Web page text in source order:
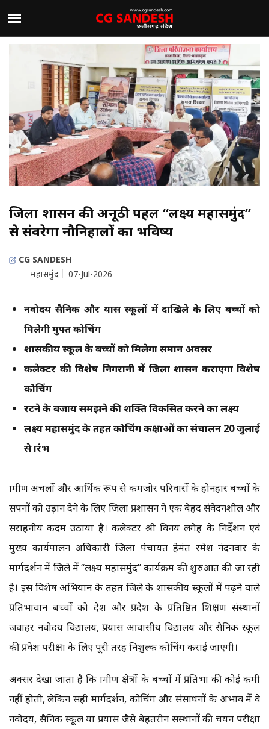
जिला प्रशासन की अनूठी पहल ‘‘लक्ष्य महासमुंद’’
से संवरेगा नौनिहालों का भविष्य
CG SANDESH
महासमुंद
07-Jul-2026
नवोदय सैनिक और प्रयास स्कूलों में दाखिले के लिए बच्चों को
मिलेगी मुफ्त कोचिंग
शासकीय स्कूल के बच्चों को मिलेगा समान अवसर
कलेक्टर की विशेष निगरानी में जिला प्रशासन कराएगा विशेष
कोचिंग
रटने के बजाय समझने की शक्ति विकसित करने का लक्ष्य
लक्ष्य महासमुंद के तहत कोचिंग कक्षाओं का संचालन 20 जुलाई
से प्रारंभ
ग्रामीण अंचलों और आर्थिक रूप से कमजोर परिवारों के होनहार बच्चों के
सपनों को उड़ान देने के लिए जिला प्रशासन ने एक बेहद संवेदनशील और
सराहनीय कदम उठाया है। कलेक्टर श्री विनय लंगेह के निर्देशन एवं
मुख्य कार्यपालन अधिकारी जिला पंचायत हेमंत रमेश नंदनवार के
मार्गदर्शन में जिले में ‘‘लक्ष्य महासमुंद’’ कार्यक्रम की शुरुआत की जा रही
है। इस विशेष अभियान के तहत जिले के शासकीय स्कूलों में पढ़ने वाले
प्रतिभावान बच्चों को देश और प्रदेश के प्रतिष्ठित शिक्षण संस्थानों
जवाहर नवोदय विद्यालय, प्रयास आवासीय विद्यालय और सैनिक स्कूल
की प्रवेश परीक्षा के लिए पूरी तरह निशुल्क कोचिंग कराई जाएगी।
अक्सर देखा जाता है कि ग्रामीण क्षेत्रों के बच्चों में प्रतिभा की कोई कमी
नहीं होती, लेकिन सही मार्गदर्शन, कोचिंग और संसाधनों के अभाव में वे
नवोदय, सैनिक स्कूल या प्रयास जैसे बेहतरीन संस्थानों की चयन परीक्षा